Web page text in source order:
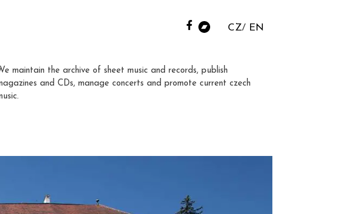
CZ EN
maintain the archive of sheet music and records, publish
and CDs, manage concerts and promote current czech